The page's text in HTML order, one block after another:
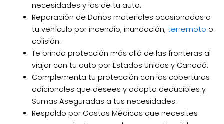
necesidades y las de tu auto.
Reparación de Daños materiales ocasionados a
tu vehículo por incendio, inundación, terremoto o
colisión.
Te brinda protección más allá de las fronteras al
viajar con tu auto por Estados Unidos y Canadá.
Complementa tu protección con las coberturas
adicionales que desees y adapta deducibles y
Sumas Aseguradas a tus necesidades.
Respaldo por Gastos Médicos que necesites